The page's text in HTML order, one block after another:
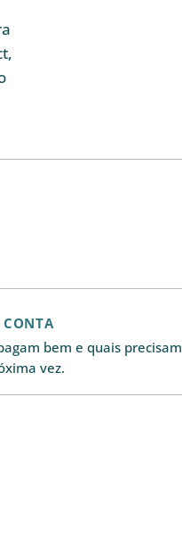
CONTA
bem e quais precisam
vez.